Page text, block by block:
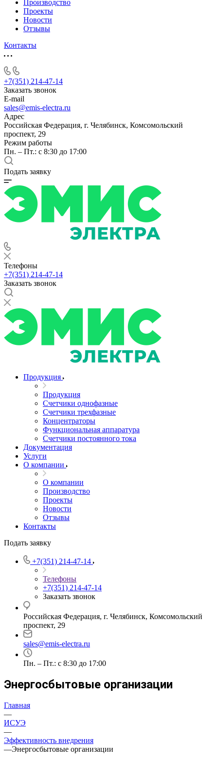
Производство
Проекты
Новости
Отзывы
Контакты
+7(351) 214-47-14
Заказать звонок
E-mail
sales@emis-electra.ru
Адрес
Российская Федерация, г. Челябинск, Комсомольский
проспект, 29
Режим работы
Пн. – Пт.: с 8:30 до 17:00
Подать заявку
Телефоны
+7(351) 214-47-14
Заказать звонок
Продукция
Продукция
Счетчики однофазные
Счетчики трехфазные
Концентраторы
Функциональная аппаратура
Счетчики постоянного тока
Документация
Услуги
О компании
О компании
Производство
Проекты
Новости
Отзывы
Контакты
Подать заявку
+7(351) 214-47-14
Телефоны
+7(351) 214-47-14
Заказать звонок
Российская Федерация, г. Челябинск, Комсомольский
проспект, 29
sales@emis-electra.ru
Пн. – Пт.: с 8:30 до 17:00
Энергосбытовые организации
Главная
—
ИСУЭ
—
Эффективность внедрения
—Энергосбытовые организации